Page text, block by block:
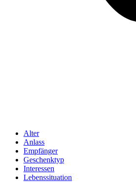
Alter
Anlass
Empfänger
Geschenktyp
Interessen
Lebenssituation